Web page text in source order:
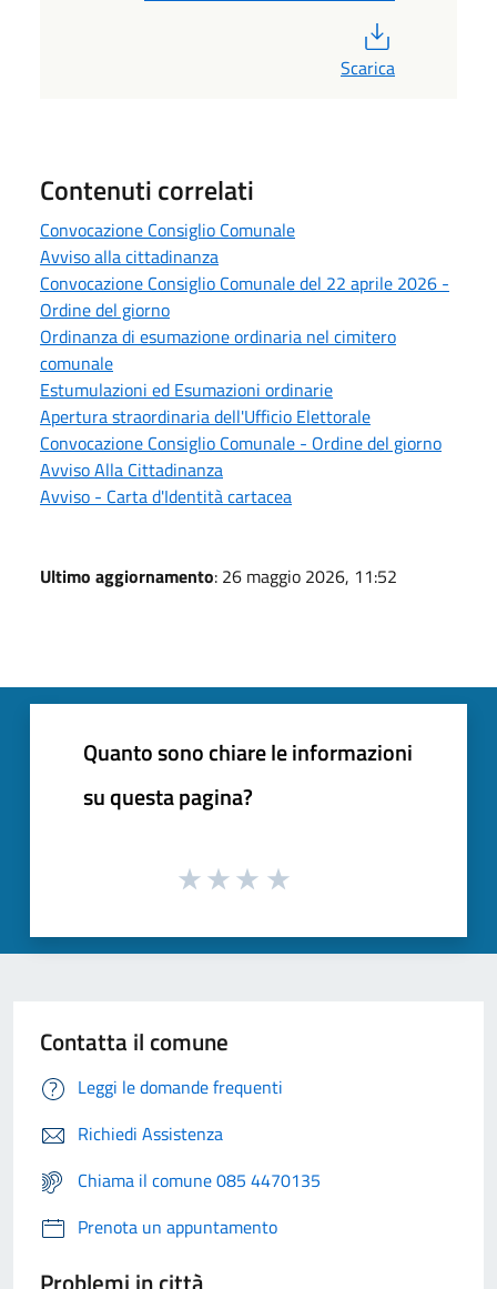
Scarica
Contenuti correlati
Convocazione Consiglio Comunale
Avviso alla cittadinanza
Convocazione Consiglio Comunale del 22 aprile 2026 -
Ordine del giorno
Ordinanza di esumazione ordinaria nel cimitero
comunale
Estumulazioni ed Esumazioni ordinarie
Apertura straordinaria dell'Ufficio Elettorale
Convocazione Consiglio Comunale - Ordine del giorno
Avviso Alla Cittadinanza
Avviso - Carta d'Identità cartacea
Ultimo aggiornamento: 26 maggio 2026, 11:52
Quanto sono chiare le informazioni
su questa pagina?
Contatta il comune
Leggi le domande frequenti
Richiedi Assistenza
Chiama il comune 085 4470135
Prenota un appuntamento